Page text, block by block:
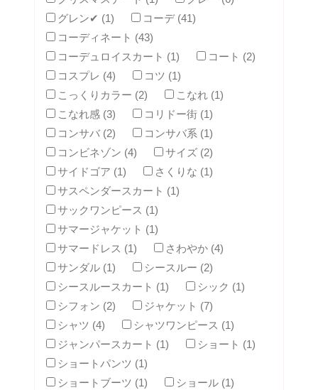
グレン✔ (1)
コーデ (41)
コーディネート (43)
コーデュロイスカート (1)
コート (2)
コスプレ (4)
コツ (1)
こっくりカラー (2)
こなれ (1)
こなれ感 (3)
コリドー街 (1)
コンサバ (2)
コンサバ系 (1)
コンビネゾン (4)
サイズ (2)
サイドゴア (1)
さくりな (1)
サスペンダースカート (1)
サックワンピース (1)
サマージャケット (1)
サマードレス (1)
さわやか (4)
サンダル (1)
シースルー (2)
シースルースカート (1)
シック (1)
シフォン (2)
ジャケット (7)
シャツ (4)
シャツワンピース (1)
ジャンパースカート (1)
ショート (1)
ショートパンツ (1)
ショートブーツ (1)
ショール (1)